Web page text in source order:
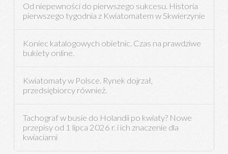
Od niepewności do pierwszego sukcesu. Historia
pierwszego tygodnia z Kwiatomatem w Skwierzynie
Koniec katalogowych obietnic. Czas na prawdziwe
bukiety online.
Kwiatomaty w Polsce. Rynek dojrzał,
przedsiębiorcy również.
Tachograf w busie do Holandii po kwiaty? Nowe
przepisy od 1 lipca 2026 r. i ich znaczenie dla
kwiaciarni